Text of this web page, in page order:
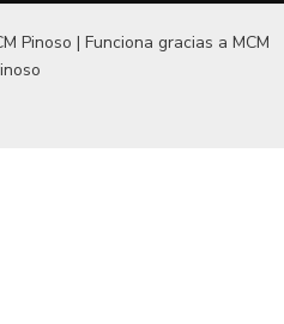
Pinoso | Funciona gracias a MCM